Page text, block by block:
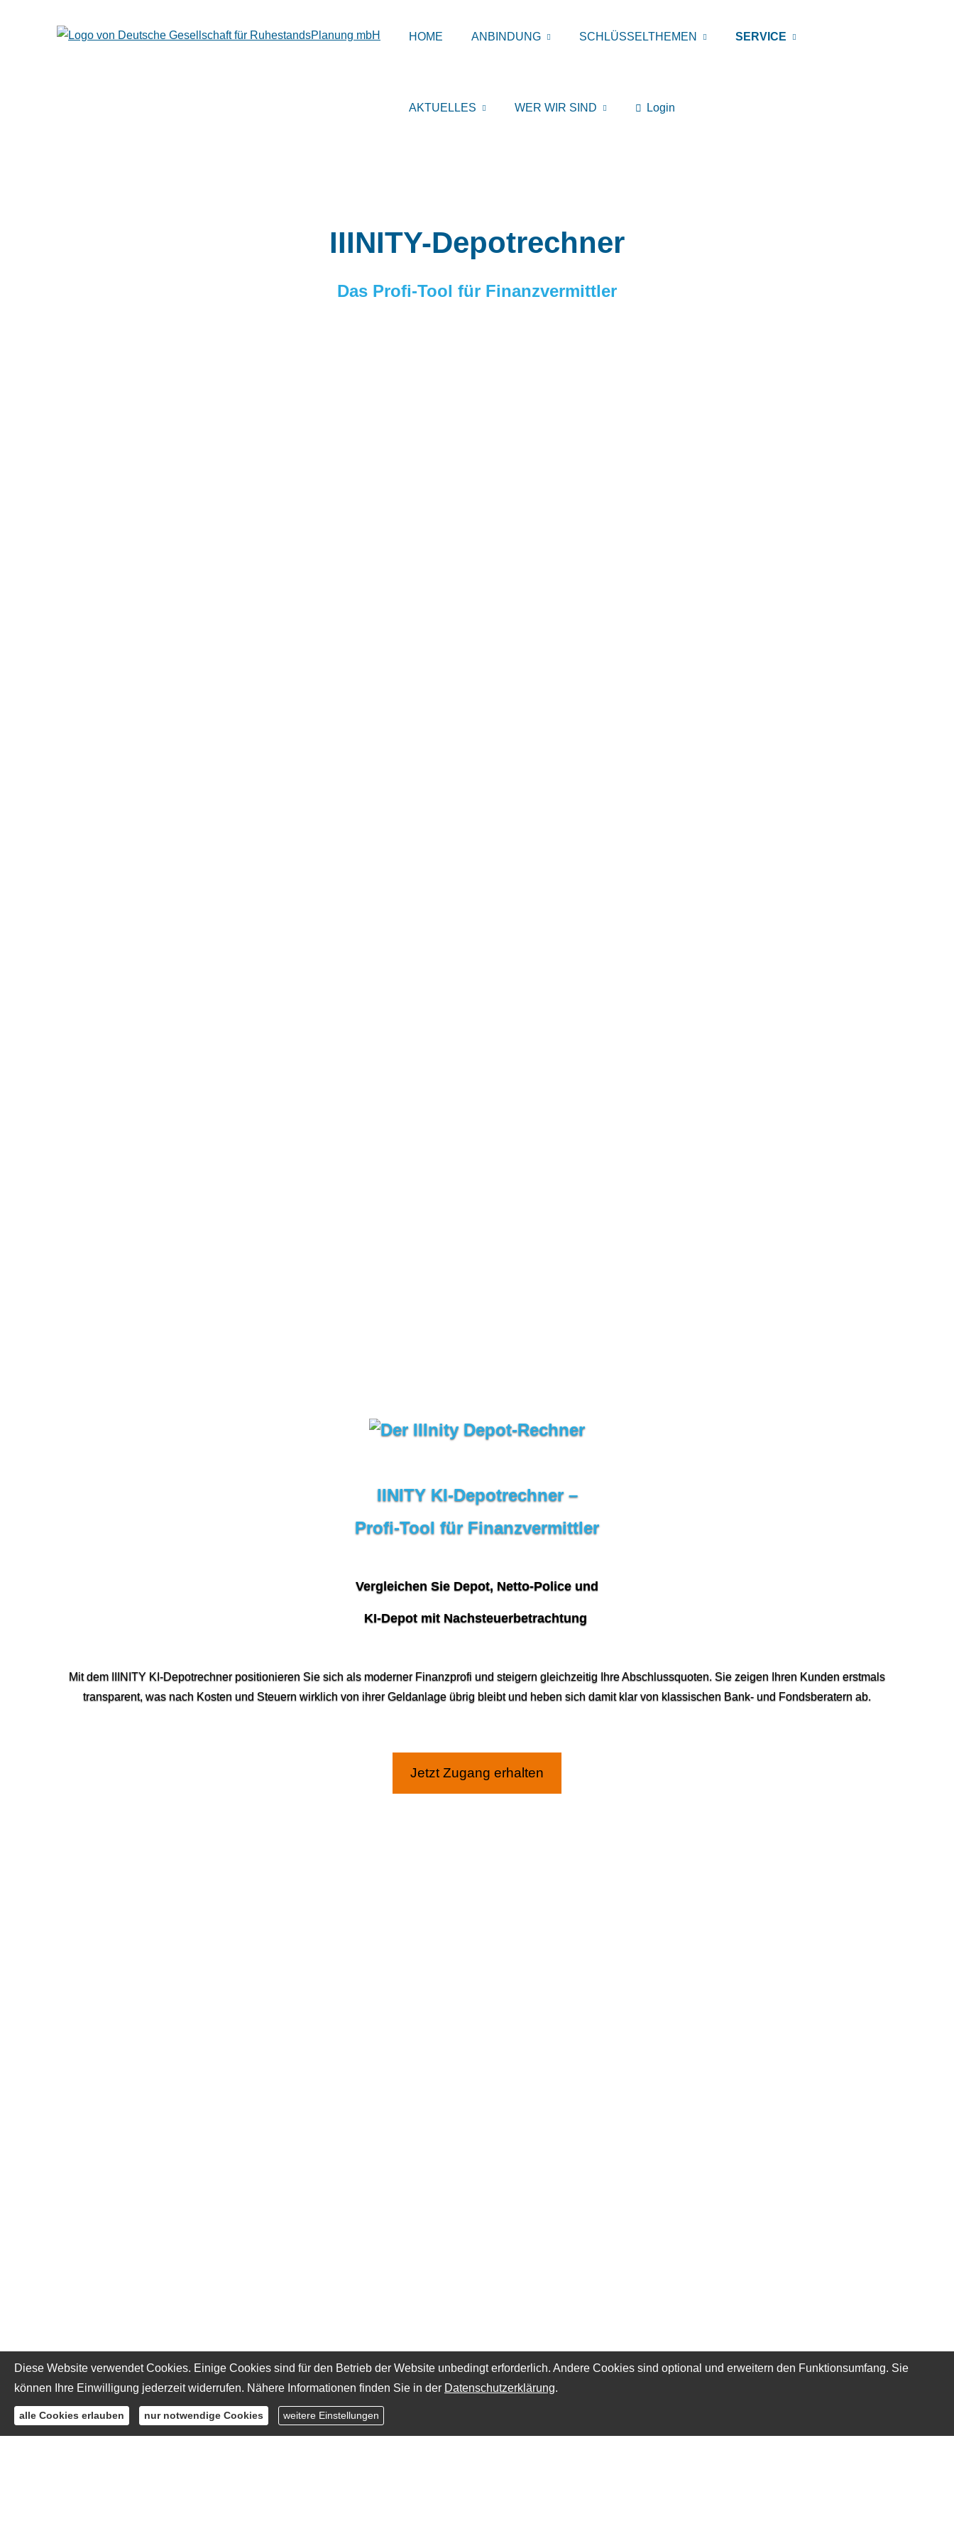
HOME ANBINDUNG SCHLÜSSELTHEMEN SERVICE
AKTUELLES WER WIR SIND Login
IIINITY-Depotrechner
Das Profi‑Tool für Finanzvermittler
IINITY KI‑Depotrechner –
Profi‑Tool für Finanzvermittler
Vergleichen Sie Depot, Netto‑Police und
KI‑Depot mit Nachsteuerbetrachtung
Mit dem IIINITY KI‑Depotrechner positionieren Sie sich als moderner Finanzprofi und steigern gleichzeitig Ihre Abschlussquoten. Sie zeigen Ihren Kunden erstmals
transparent, was nach Kosten und Steuern wirklich von ihrer Geldanlage übrig bleibt und heben sich damit klar von klassischen Bank- und Fondsberatern ab.
Jetzt Zugang erhalten
Diese Website verwendet Cookies. Einige Cookies sind für den Betrieb der Website unbedingt erforderlich. Andere Cookies sind optional und erweitern den Funktionsumfang. Sie
können Ihre Einwilligung jederzeit widerrufen. Nähere Informationen finden Sie in der Datenschutzerklärung.
alle Cookies erlauben nur notwendige Cookies weitere Einstellungen